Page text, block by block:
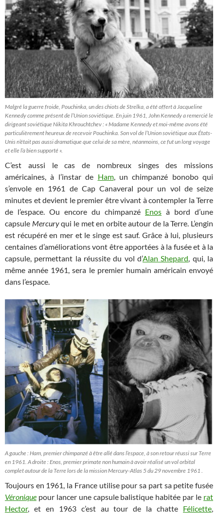
Malgré la guerre froide, Pouchinka, un des chiots de Strelka, a été offert à Jacqueline
Kennedy comme présent de l’Union soviétique. En juin 1961, John Kennedy a remercié le
dirigeant soviétique Nikita Khrouchtchev : « Madame Kennedy et moi-même avons été
particulièrement heureux de recevoir Pouchinka. Son vol de l’Union soviétique aux États-
Unis n’était pas aussi dramatique que celui de sa mère, néanmoins, ce fut un long voyage
et elle l’a bien supporté ».
C’est aussi le cas de nombreux singes des missions
américaines, à l’instar de Ham, un chimpanzé bonobo qui
s’envole en 1961 de Cap Canaveral pour un vol de seize
minutes et devient le premier être vivant à contempler la Terre
de l’espace. Ou encore du chimpanzé Enos à bord d’une
capsule Mercuryqui le met en orbite autour de la Terre. L’engin
est récupéré en mer et le singe est sauf. Grâce à lui, plusieurs
centaines d’améliorations vont être apportées à la fusée et à la
capsule, permettant la réussite du vol d’Alan Shepard, qui, la
même année 1961, sera le premier humain américain envoyé
dans l’espace.
A gauche : Ham, premier chimpanzé à être allé dans l’espace, à son retour réussi sur Terre
en 1961. A droite : Enos, premier primate non humain à avoir réalisé un vol orbital
complet autour de la Terre lors de la mission Mercury-Atlas 5 du 29 novembre 1961 .
Toujours en 1961, la France utilise pour sa part sa petite fusée
Véronique pour lancer une capsule balistique habitée par le rat
Hector, et en 1963 c’est au tour de la chatte Félicette,